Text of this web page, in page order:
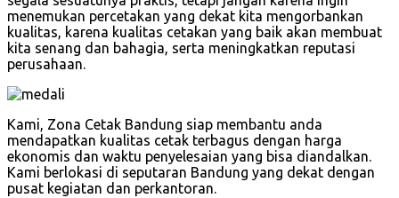
menemukan percetakan yang dekat kita mengorbankan
kualitas, karena kualitas cetakan yang baik akan membuat
kita senang dan bahagia, serta meningkatkan reputasi
perusahaan.
Kami, Zona Cetak Bandung siap membantu anda
mendapatkan kualitas cetak terbagus dengan harga
ekonomis dan waktu penyelesaian yang bisa diandalkan.
Kami berlokasi di seputaran Bandung yang dekat dengan
pusat kegiatan dan perkantoran.